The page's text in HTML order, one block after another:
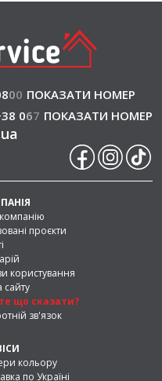
механічних
та інших
факторів,
вигляд виробів і
термін їх
FarbaService
широкий вибір
продукції для
Ми
лише з
виробниками
забезпечуємо належні
зберігання продукції,
чому кожен товар
свої технічні
та
00 ПОКАЗАТИ НОМЕР
067 ПОКАЗАТИ НОМЕР
проєкти
користування
сайту
що сказати?
зв'язок
кольору
по Україні